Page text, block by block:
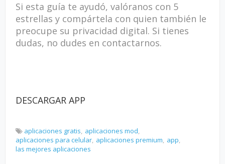
Si esta guía te ayudó, valóranos con 5
estrellas y compártela con quien también le
preocupe su privacidad digital. Si tienes
dudas, no dudes en contactarnos.
DESCARGAR APP
aplicaciones gratis aplicaciones mod
aplicaciones para celular aplicaciones premium app
las mejores aplicaciones